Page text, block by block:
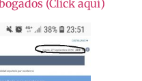
(Click aquí)